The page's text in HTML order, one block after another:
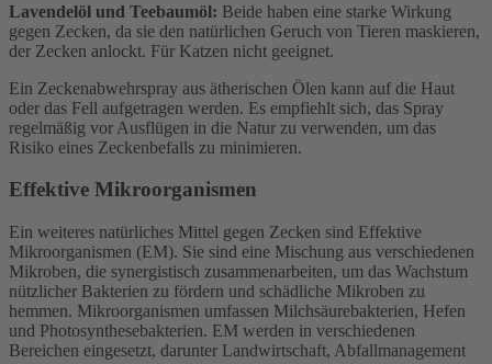
Lavendelöl und Teebaumöl: Beide haben eine starke Wirkung
gegen Zecken, da sie den natürlichen Geruch von Tieren maskieren,
der Zecken anlockt. Für Katzen nicht geeignet.
Ein Zeckenabwehrspray aus ätherischen Ölen kann auf die Haut
oder das Fell aufgetragen werden. Es empfiehlt sich, das Spray
regelmäßig vor Ausflügen in die Natur zu verwenden, um das
Risiko eines Zeckenbefalls zu minimieren.
Effektive Mikroorganismen
Ein weiteres natürliches Mittel gegen Zecken sind Effektive
Mikroorganismen (EM). Sie sind eine Mischung aus verschiedenen
Mikroben, die synergistisch zusammenarbeiten, um das Wachstum
nützlicher Bakterien zu fördern und schädliche Mikroben zu
hemmen. Mikroorganismen umfassen Milchsäurebakterien, Hefen
und Photosynthesebakterien. EM werden in verschiedenen
Bereichen eingesetzt, darunter Landwirtschaft, Abfallmanagement